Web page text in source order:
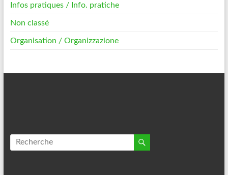
Infos pratiques / Info. pratiche
Non classé
Organisation / Organizzazione